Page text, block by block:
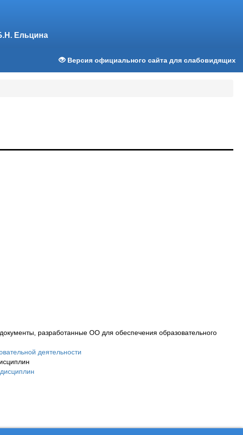
Ельцина
Версия официального сайта для слабовидящих
разработанные ОО для обеспечения образовательного
деятельности